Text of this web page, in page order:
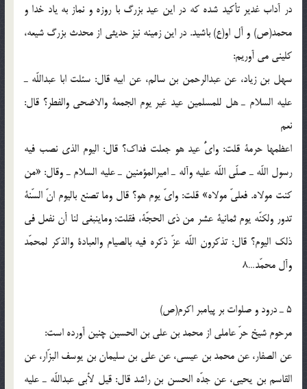
در آداب غدير تأكيد شده كه در اين عيد بزرگ با روزه و نماز به ياد خدا و
محمد(ص) و آل او(ع) باشيد. در اين زمينه نيز حديثى از محدث بزرگ شيعه،
كلينى مى آوريم:
سهل بن زياد، عن عبدالرحمن بن سالم، عن ابيه قال: سئلت ابا عبداللّه ـ
عليه السلام ـ هل للمسلمين عيد غير يوم الجمعة والاضحى والفطر؟ قال:
نعم
اعظمها حرمة قلت: واىُّ عيد هو جعلت فداك؟ قال: اليوم الذى نصب فيه
رسول اللّه ـ صلّى اللّه عليه وآله ـ اميرالمؤمنين ـ عليه السلام ـ وقال: «من
كنت مولاه. فعلىّ مولاه» قلت: واىّ يوم هو؟ قال وما تصنع باليوم انّ السّنة
تدور ولكنّه يوم ثمانية عشر من ذى الحجّة، فقلت: وماينبغى لنا أن نفعل فى
ذلك اليوم؟ قال: تذكرون اللّه عزّ ذكره فيه بالصيام والعبادة والذكر لمحمّد
وآل محمّد…8
5 ـ درود و صلوات بر پيامبر اكرم(ص)
مرحوم شيخ حرّ عاملى از محمد بن على بن الحسين چنين آورده است:
عن الصفار، عن محمد بن عيسى، عن على بن سليمان بن يوسف البزّار، عن
القاسم بن يحيى، عن جدّه الحسن بن راشد قال: قيل لأبى عبداللّه ـ عليه